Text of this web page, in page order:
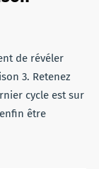
de révéler
3. Retenez
cycle est sur
être